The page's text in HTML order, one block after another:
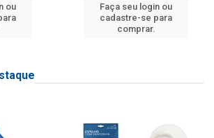
ou
Faça seu login ou
cadastre-se para
comprar.